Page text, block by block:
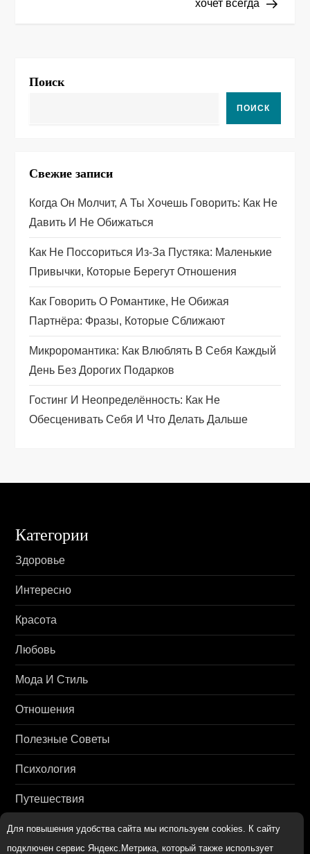
г
и
я
п
о
з
а
п
и
с
хочет всегда
Поиск
ПОИСК
Свежие записи
Когда Он Молчит, А Ты Хочешь Говорить: Как Не
Давить И Не Обижаться
Как Не Поссориться Из‑за Пустяка: Маленькие
Привычки, Которые Берегут Отношения
Как Говорить О Романтике, Не Обижая
Партнёра: Фразы, Которые Сближают
Микроромантика: Как Влюблять В Себя Каждый
День Без Дорогих Подарков
Гостинг И Неопределённость: Как Не
Обесценивать Себя И Что Делать Дальше
Категории
Здоровье
Интересно
Красота
Любовь
Мода И Стиль
Отношения
Полезные Советы
Психология
Путешествия
Семья И Дети
Для повышения удобства сайта мы используем cookies. К сайту
подключен сервис Яндекс.Метрика, который также использует